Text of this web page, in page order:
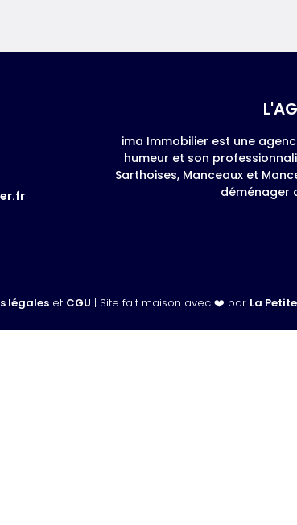
légales et CGU | Site fait maison avec ❤️ par La
ima Immobilier est une
humeur et son
Sarthoises, Manceaux et
déménager